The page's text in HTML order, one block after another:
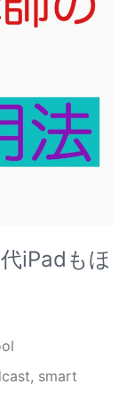
iPadもほ
, smart